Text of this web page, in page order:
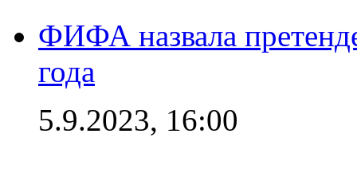
ФИФА назвала
года
5.9.2023, 16:00